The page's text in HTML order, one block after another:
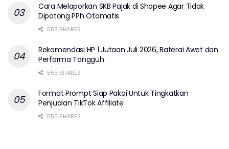
Cara Melaporkan SKB Pajak di Shopee Agar Tidak
Dipotong PPh Otomatis
555 SHARES
Rekomendasi HP 1 Jutaan Juli 2026, Baterai Awet dan
Performa Tangguh
555 SHARES
Format Prompt Siap Pakai Untuk Tingkatkan
Penjualan TikTok Affiliate
555 SHARES